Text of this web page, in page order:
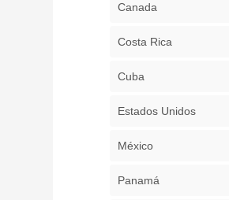
Canada
Costa Rica
Cuba
Estados Unidos
México
Panamá